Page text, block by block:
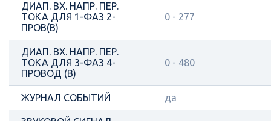
ДИАП. ВХ. НАПР. ПЕР.
ТОКА ДЛЯ 1-ФАЗ 2-
ПРОВ(В)
0 - 277
ДИАП. ВХ. НАПР. ПЕР.
ТОКА ДЛЯ 3-ФАЗ 4-
ПРОВОД (В)
0 - 480
ЖУРНАЛ СОБЫТИЙ да